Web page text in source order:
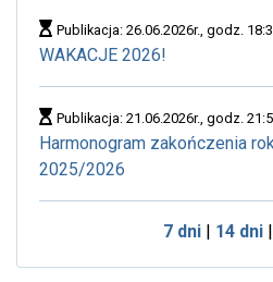
Publikacja: 26.06.2026r., godz.
WAKACJE 2026!
Publikacja: 21.06.2026r., godz.
Harmonogram zakończenia
2025/2026
7 dni| 14 dni|